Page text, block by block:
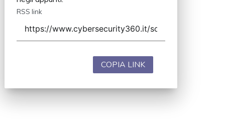
RSS link
COPIA LINK